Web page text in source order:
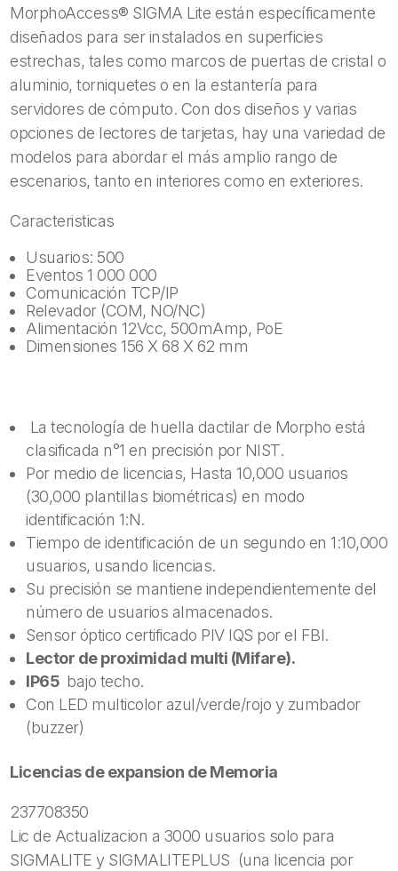
MorphoAccess® SIGMA Lite están específicamente
diseñados para ser instalados en superficies
estrechas, tales como marcos de puertas de cristal o
aluminio, torniquetes o en la estantería para
servidores de cómputo. Con dos diseños y varias
opciones de lectores de tarjetas, hay una variedad de
modelos para abordar el más amplio rango de
escenarios, tanto en interiores como en exteriores.​
Caracteristicas
Usuarios: 500
Eventos 1 000 000
Comunicación TCP/IP
Relevador (COM, NO/NC)
Alimentación 12Vcc, 500mAmp, PoE
Dimensiones 156 X 68 X 62 mm
La tecnología de huella dactilar de Morpho está
clasificada n°1 en precisión por NIST.
Por medio de licencias, Hasta 10,000 usuarios
(30,000 plantillas biométricas) en modo
identificación 1:N.
Tiempo de identificación de un segundo en 1:10,000
usuarios, usando licencias.
Su precisión se mantiene independientemente del
número de usuarios almacenados.
Sensor óptico certificado PIV IQS por el FBI.
Lector de proximidad multi (Mifare).
IP65 bajo techo.
Con LED multicolor azul/verde/rojo y zumbador
(buzzer)
Licencias de expansion de Memoria
237708350
Lic de Actualizacion a 3000 usuarios solo para
SIGMALITE y SIGMALITEPLUS (una licencia por